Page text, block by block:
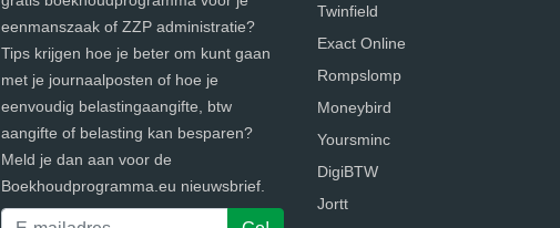
eenmanszaak of ZZP administratie?
Tips krijgen hoe je beter om kunt gaan
met je journaalposten of hoe je
eenvoudig belastingaangifte, btw
aangifte of belasting kan besparen?
Meld je dan aan voor de
Boekhoudprogramma.eu nieuwsbrief.
Twinfield
Exact Online
Rompslomp
Moneybird
Yoursminc
DigiBTW
Jortt